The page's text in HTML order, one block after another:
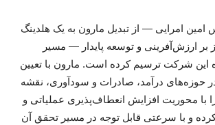
امین امرایی — از تبدیل مارون به یک هلدینگ
بر ارزش‌آفرینی و توسعه پایدار — مسیر
این شرکت ترسیم کرده است. مارون با تعیین
در حوزه‌های درآمد، صادرات و سودآوری، نقشه
«مارون ۱۴۰۷» را با محوریت افزایش انعطاف‌پذیری عملیاتی و
کرده و با سرعتی قابل توجه در مسیر تحقق آن